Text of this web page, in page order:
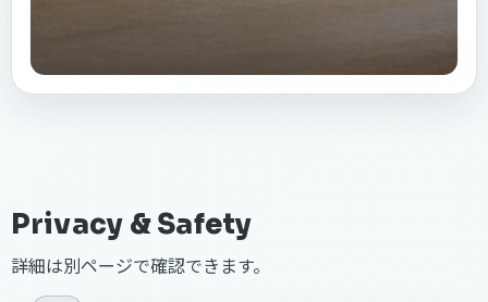
Privacy & Safety
詳細は別ページで確認できます。